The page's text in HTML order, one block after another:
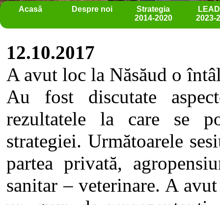
Acasă Despre noi
Strategia
2014-2020
2023-
12.10.2017
A avut loc la Năsăud o
Au fost discutate
rezultatele la care se
strategiei. Următoarele
partea privată,
sanitar – veterinare. A